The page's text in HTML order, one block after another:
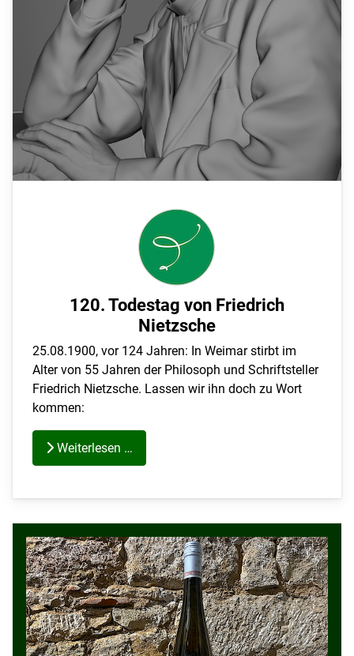
120. Todestag von Friedrich
Nietzsche
25.08.1900, vor 124 Jahren: In Weimar stirbt im
Alter von 55 Jahren der Philosoph und Schriftsteller
Friedrich Nietzsche. Lassen wir ihn doch zu Wort
kommen:
Weiterlesen …